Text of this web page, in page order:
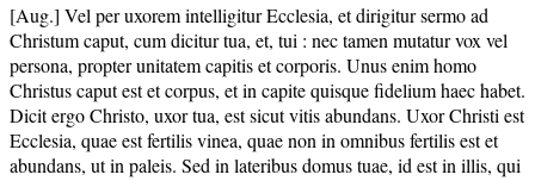
[Aug.] Vel per uxorem intelligitur Ecclesia, et dirigitur sermo ad
Christum caput, cum dicitur tua, et, tui : nec tamen mutatur vox vel
persona, propter unitatem capitis et corporis. Unus enim homo
Christus caput est et corpus, et in capite quisque fidelium haec habet.
Dicit ergo Christo, uxor tua, est sicut vitis abundans. Uxor Christi est
Ecclesia, quae est fertilis vinea, quae non in omnibus fertilis est et
abundans, ut in paleis. Sed in lateribus domus tuae, id est in illis, qui